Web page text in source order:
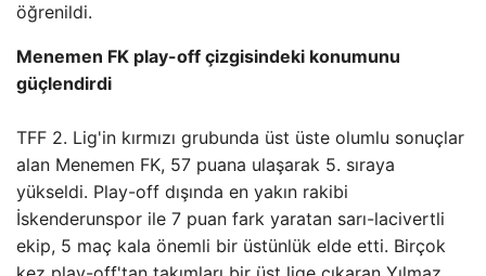
öğrenildi.
Menemen FK play-off çizgisindeki konumunu
güçlendirdi
TFF 2. Lig'in kırmızı grubunda üst üste olumlu sonuçlar
alan Menemen FK, 57 puana ulaşarak 5. sıraya
yükseldi. Play-off dışında en yakın rakibi
İskenderunspor ile 7 puan fark yaratan sarı-lacivertli
ekip, 5 maç kala önemli bir üstünlük elde etti. Birçok